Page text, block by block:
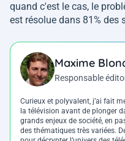
quand c'est le cas, le
est résolue dans 81% des
Maxime
Responsable
Curieux et polyvalent, j’ai fait
la télévision avant de plonger
grands enjeux de société, en
des thématiques très variées.